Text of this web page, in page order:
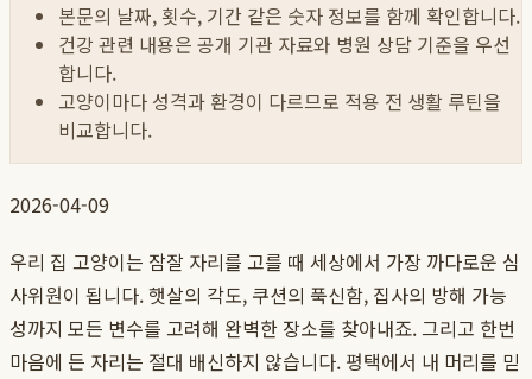
본문의 날짜, 횟수, 기간 같은 숫자 정보를 함께 확인합니다.
건강 관련 내용은 공개 기관 자료와 병원 상담 기준을 우선
합니다.
고양이마다 성격과 환경이 다르므로 적용 전 생활 루틴을
비교합니다.
2026-04-09
우리 집 고양이는 잠잘 자리를 고를 때 세상에서 가장 까다로운 심
사위원이 됩니다. 햇살의 각도, 쿠션의 푹신함, 집사의 방해 가능
성까지 모든 변수를 고려해 완벽한 장소를 찾아내죠. 그리고 한번
마음에 든 자리는 절대 배신하지 않습니다. 평택에서 내 머리를 믿